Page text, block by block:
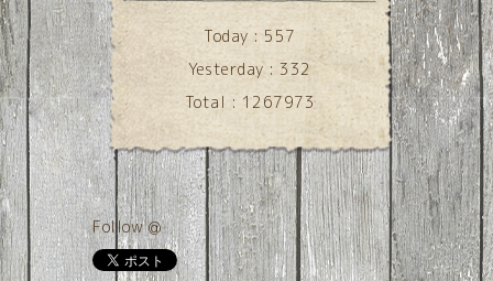
Today :557
Yesterday :332
Total : 1267973
Follow @